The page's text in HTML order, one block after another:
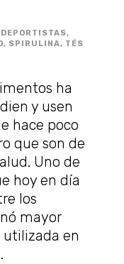
DEPORTISTAS,
, SPIRULINA, TÉS
ha
y usen
hace poco
que son de
Uno de
hoy en día
los
mayor
en